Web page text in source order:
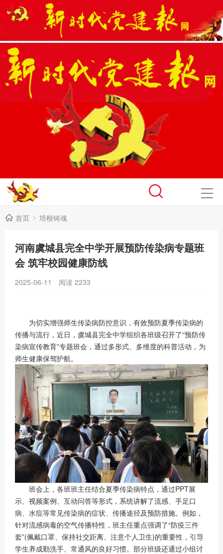
首页 培根铸魂
河南虞城县完全中学开展预防传染病专题班
会 筑牢校园健康防线
2025-06-11 阅读 2233
为切实增强师生传染病防控意识，有效预防夏季传染病的
传播与流行，近日，虞城县完全中学组织各班级召开了“预防传
染病宣传教育”专题班会，通过多形式、多维度的科普活动，为
师生健康保驾护航。
班会上，各班班主任结合夏季传染病特点，通过PPT展
示、视频案例、互动问答等形式，系统讲解了流感、手足口
病、水痘等常见传染病的症状、传播途径及预防措施。例如，
针对流感病毒的空气传播特性，班主任重点强调了“防疫三件
套”(佩戴口罩、保持社交距离、注意个人卫生)的重要性，引导
学生养成勤洗手、常通风的良好习惯。部分班级还通过小组讨